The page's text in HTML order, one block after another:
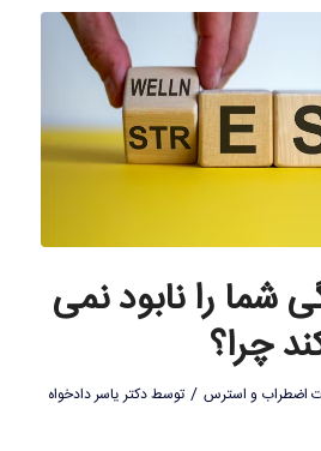
شما را نابود نمی
چرا؟
اضطراب و استرس / توسطدکتر یاسر دادخواه